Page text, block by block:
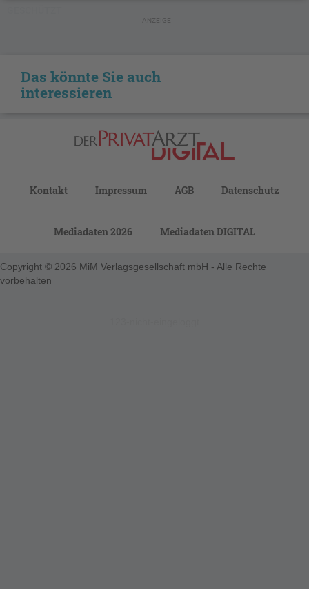
- ANZEIGE -
Das könnte Sie auch
interessieren
Kontakt Impressum AGB Datenschutz
Mediadaten 2026 Mediadaten DIGITAL
Copyright © 2026 MiM Verlagsgesellschaft mbH - Alle Rechte
vorbehalten